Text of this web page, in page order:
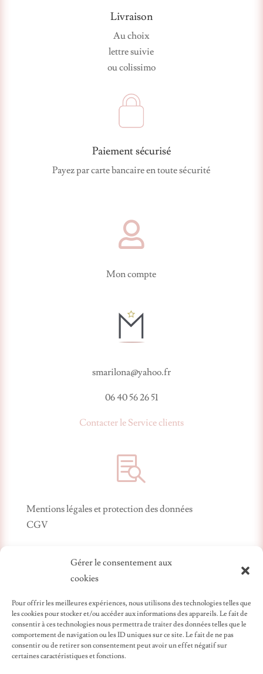
Gérer le consentement aux
cookies
Pour offrir les meilleures expériences, nous utilisons des technologies telles que
les cookies pour stocker et/ou accéder aux informations des appareils. Le fait de
consentir à ces technologies nous permettra de traiter des données telles que le
comportement de navigation ou les ID uniques sur ce site. Le fait de ne pas
consentir ou de retirer son consentement peut avoir un effet négatif sur
certaines caractéristiques et fonctions.
Livraison
Au choix
lettre suivie
ou colissimo
Paiement sécurisé
Payez par carte bancaire en toute sécurité

Mon compte
smarilona@yahoo.fr
06 40 56 26 51
Contacter le Service clients

Mentions légales et protection des données
CGV
Création artisanale
Les bijoux que nous proposons sont conçus et montés